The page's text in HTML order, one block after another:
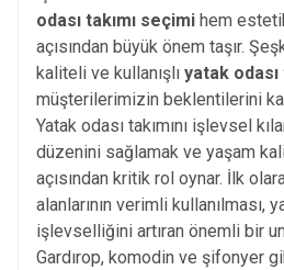
odası takımı seçimi hem
açısından büyük önem taşır.
kaliteli ve kullanışlı yatak odası
müşterilerimizin beklentilerini
Yatak odası takımını işlevsel
düzenini sağlamak ve yaşam
açısından kritik rol oynar. İlk
alanlarının verimli kullanılması,
işlevselliğini artıran önemli bir
Gardırop, komodin ve şifonyer